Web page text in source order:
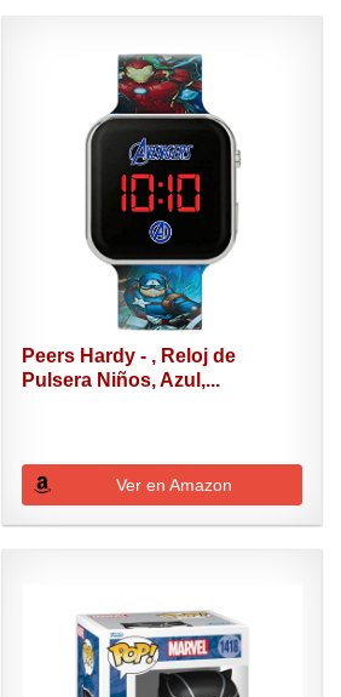
Peers Hardy - , Reloj de
Pulsera Niños, Azul,...
Ver en Amazon